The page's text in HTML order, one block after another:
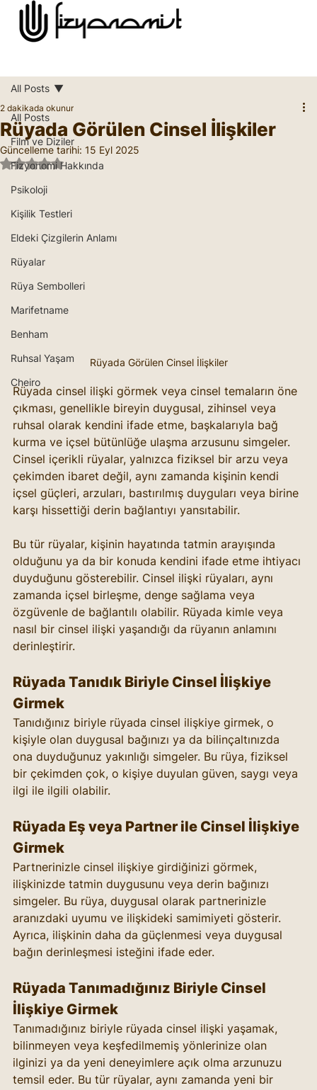
All Posts
Film ve Diziler
Fizyonomi Hakkında
Psikoloji
Kişilik Testleri
Eldeki Çizgilerin Anlamı
Rüyalar
Rüya Sembolleri
Marifetname
Benham
Ruhsal Yaşam
Cheiro
All Posts
Rüyada Görülen Cinsel İlişkiler
2 dakikada okunur
Güncelleme tarihi: 15 Eyl 2025
5 üzerinden NaN yıldız
Rüyada Görülen Cinsel İlişkiler
Rüyada cinsel ilişki görmek veya cinsel temaların öne
çıkması, genellikle bireyin duygusal, zihinsel veya
ruhsal olarak kendini ifade etme, başkalarıyla bağ
kurma ve içsel bütünlüğe ulaşma arzusunu simgeler.
Cinsel içerikli rüyalar, yalnızca fiziksel bir arzu veya
çekimden ibaret değil, aynı zamanda kişinin kendi
içsel güçleri, arzuları, bastırılmış duyguları veya birine
karşı hissettiği derin bağlantıyı yansıtabilir.
Bu tür rüyalar, kişinin hayatında tatmin arayışında
olduğunu ya da bir konuda kendini ifade etme ihtiyacı
duyduğunu gösterebilir. Cinsel ilişki rüyaları, aynı
zamanda içsel birleşme, denge sağlama veya
özgüvenle de bağlantılı olabilir. Rüyada kimle veya
nasıl bir cinsel ilişki yaşandığı da rüyanın anlamını
derinleştirir.
Rüyada Tanıdık Biriyle Cinsel İlişkiye
Girmek
Tanıdığınız biriyle rüyada cinsel ilişkiye girmek, o
kişiyle olan duygusal bağınızı ya da bilinçaltınızda
ona duyduğunuz yakınlığı simgeler. Bu rüya, fiziksel
bir çekimden çok, o kişiye duyulan güven, saygı veya
ilgi ile ilgili olabilir.
Rüyada Eş veya Partner ile Cinsel İlişkiye
Girmek
Partnerinizle cinsel ilişkiye girdiğinizi görmek,
ilişkinizde tatmin duygusunu veya derin bağınızı
simgeler. Bu rüya, duygusal olarak partnerinizle
aranızdaki uyumu ve ilişkideki samimiyeti gösterir.
Ayrıca, ilişkinin daha da güçlenmesi veya duygusal
bağın derinleşmesi isteğini ifade eder.
Rüyada Tanımadığınız Biriyle Cinsel
İlişkiye Girmek
Tanımadığınız biriyle rüyada cinsel ilişki yaşamak,
bilinmeyen veya keşfedilmemiş yönlerinize olan
ilginizi ya da yeni deneyimlere açık olma arzunuzu
temsil eder. Bu tür rüyalar, aynı zamanda yeni bir